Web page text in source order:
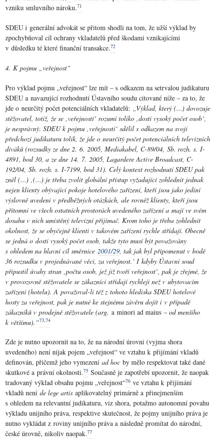
vzniku smluvního nároku.71
SDEU i generální advokát se přitom shodli na tom, že užší výklad by
zpochybňoval cíl ochrany vkladatelů před škodami vznikajícími
v důsledku té které finanční transakce.72
4. K pojmu „veřejnost“
Pro výklad pojmu „veřejnost“ lze mít – s odkazem na setrvalou judikaturu
SDEU a navazující rozhodnutí Ústavního soudu citované níže – za to, že
jde o neurčitý počet potenciálních vkladatelů:
„Výklad, který (…) dovozuje
stěžovatel, totiž, že se ‚veřejností‘ rozumí toliko ‚dosti vysoký počet osob‘,
je nesprávný. SDEU k pojmu ‚veřejnosti‘ sdělil s odkazem na svoji
předchozí judikaturu tolik, že jde o neurčitý počet potenciálních televizních
diváků (rozsudky ze dne 2. 6. 2005, Mediakabel, C-89/04, Sb. rozh. s. I-
4891, bod 30, a ze dne 14. 7. 2005, Lagardere Active Broadcast, C-
192/04, Sb. rozh. s. I-7199, bod 31). Celý kontext rozhodnutí SDEU pak
zněl (…) ‚(…) je třeba zvolit globální přístup vyžadující zohlednit jednak
nejen klienty obývající pokoje hotelového zařízení, kteří jsou jako jediní
výslovně uvedeni v předběžných otázkách, ale rovněž klienty, kteří jsou
přítomni ve všech ostatních prostorách uvedeného zařízení a mají ve svém
dosahu v nich umístěný televizní přijímač. Krom toho je třeba zohlednit
okolnost, že se obyčejně klienti v takovém zařízení rychle střídají. Obecně
se jedná o dosti vysoký počet osob, takže tyto musí být považovány
s ohledem na hlavní cíl směrnice 2001/29 , tak jak byl připomenut v bodě
36 rozsudku v projednávané věci, za veřejnost.‘ I kdyby Ústavní soud
připustil úvahy stran ‚počtu osob, jež již tvoří veřejnost‘, pak je zřejmé, že
v provozovně stěžovatele se zákazníci střídají rychleji než v ubytovacím
zařízení (hotelu). A považoval-li též z tohoto hlediska SDEU hotelové
hosty za veřejnost, pak je nutné ke stejnému závěru dojít i v případě
zákazníků v prodejně stěžovatele (arg.a minori ad maius– od menšího
k většímu).“73,74
Zde je nutno upozornit na to, že na národní úrovni (vyjma shora
uvedeného) není nijak pojem „veřejnost“ ve vztahu k přijímání vkladů
definován, přičemž jeho vymezeníad hoc by mělo respektovat také dané
skutkové a právní okolnosti.75 Současně je zapotřebí upozornit, že naopak
tradovaný výklad obsahu pojmu „veřejnost“76 ve vztahu k přijímání
vkladů neníde lege artis aplikovatelný primárně a přinejmenším
s ohledem na relevantní judikaturu, viz shora, potažmo autonomní povahu
výkladu unijního práva, respektive skutečnost, že pojmy unijního práva je
nutno vykládat z roviny unijního práva a následně promítat do národní,
české úrovně, nikoliv naopak.77